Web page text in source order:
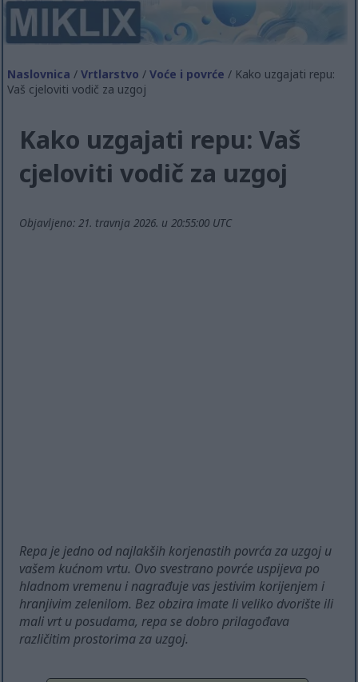
Naslovnica /Vrtlarstvo /Voće i povrće / Kako uzgajati repu:
Vaš cjeloviti vodič za uzgoj
Kako uzgajati repu: Vaš
cjeloviti vodič za uzgoj
Objavljeno: 21. travnja 2026. u 20:55:00 UTC
Repa je jedno od najlakših korjenastih povrća za uzgoj u
vašem kućnom vrtu. Ovo svestrano povrće uspijeva po
hladnom vremenu i nagrađuje vas jestivim korijenjem i
hranjivim zelenilom. Bez obzira imate li veliko dvorište ili
mali vrt u posudama, repa se dobro prilagođava
različitim prostorima za uzgoj.